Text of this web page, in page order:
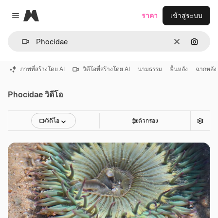
Close menu
Magnific
ชัดเจนค้นหา
ราคา เข้าสู่ระบบ
ภาพที่สร้างโดย AI วิดีโอที่สร้างโดย AI นามธรรม พื้นหลัง ฉากหลัง
Phocidae วิดีโอ
วิดีโอ ตัวกรอง